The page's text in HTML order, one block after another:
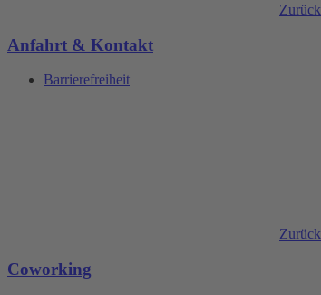
Zurück
Anfahrt & Kontakt
Barrierefreiheit
Zurück
Coworking